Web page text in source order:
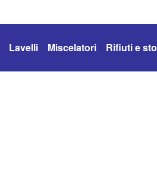
Lavelli Miscelatori Rifiuti e